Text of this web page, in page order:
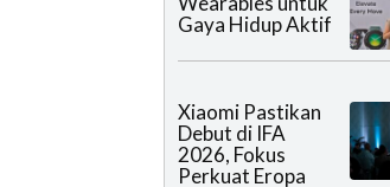
Gaya Hidup Aktif
Xiaomi Pastikan
Debut di IFA
2026, Fokus
Perkuat Eropa